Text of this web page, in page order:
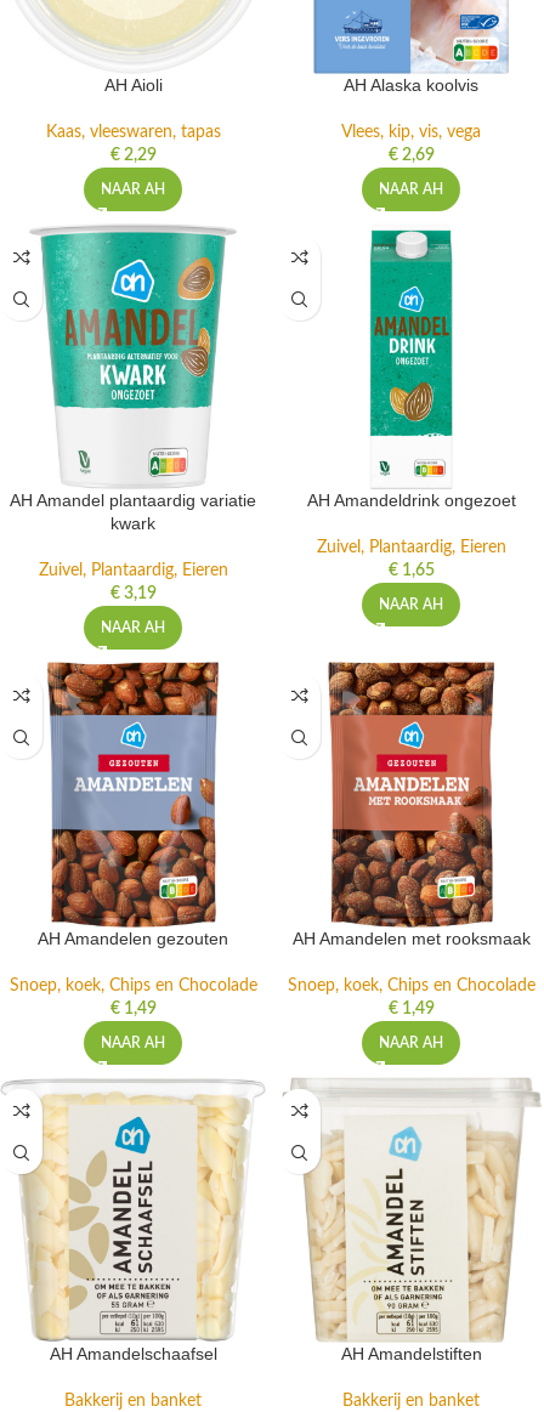
AH Aioli
Kaas, vleeswaren, tapas
€2,29
NAAR AH
AH Alaska koolvis
Vlees, kip, vis, vega
€2,69
NAAR AH
AH Amandel plantaardig variatie
kwark
Zuivel, Plantaardig, Eieren
€3,19
NAAR AH
AH Amandeldrink ongezoet
Zuivel, Plantaardig, Eieren
€1,65
NAAR AH
AH Amandelen gezouten
Snoep, koek, Chips en Chocolade
€1,49
NAAR AH
AH Amandelen met rooksmaak
Snoep, koek, Chips en Chocolade
€1,49
NAAR AH
AH Amandelschaafsel
Bakkerij en banket
AH Amandelstiften
Bakkerij en banket